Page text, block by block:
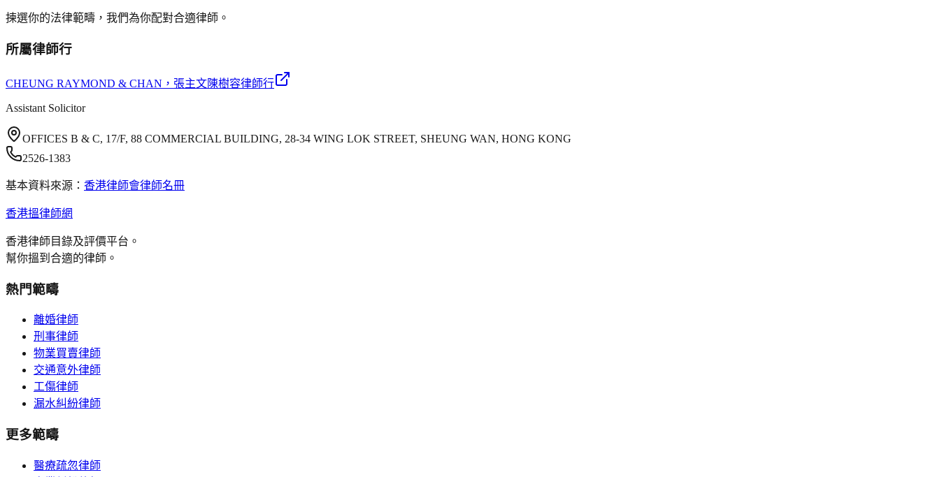
揀選你的法律範疇，我們為你配對合適律師。
所屬律師行
CHEUNG RAYMOND & CHAN ，張主文陳樹容律師行
Assistant Solicitor
OFFICES B & C, 17/F, 88 COMMERCIAL BUILDING, 28-34 WING LOK STREET, SHEUNG WAN, HONG KONG
2526-1383
基本資料來源： 香港律師會律師名冊
香港搵律師網
香港律師目錄及評價平台。
幫你搵到合適的律師。
熱門範疇
離婚律師
刑事律師
物業買賣律師
交通意外律師
工傷律師
漏水糾紛律師
更多範疇
醫療疏忽律師